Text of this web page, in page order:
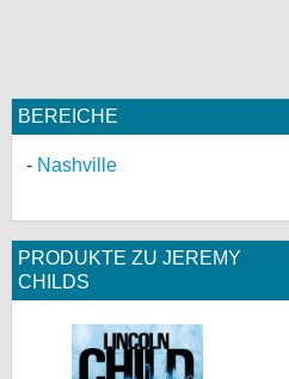
BEREICHE
Nashville
PRODUKTE ZU JEREMY
CHILDS